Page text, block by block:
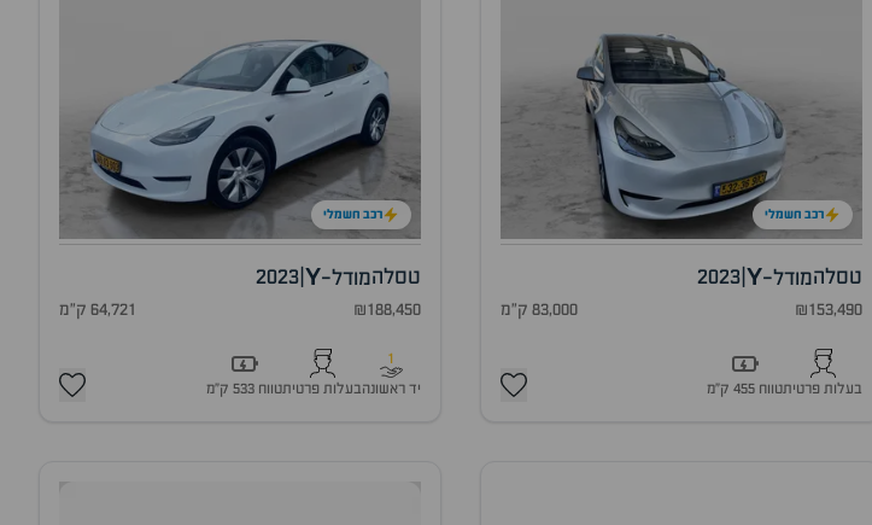
רכב חשמלי
טסלהמודל-Y
2023
₪153,490 83,000 ק"מ
בעלות פרטיתטווח 455 ק״מ
רכב חשמלי
טסלהמודל-Y
2023
₪188,450 64,721 ק"מ
1
יד ראשונהבעלות פרטיתטווח 533 ק״מ